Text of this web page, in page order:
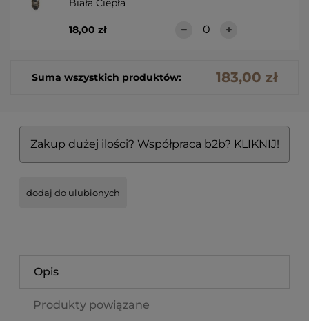
Suma wszystkich produktów: 183,00 zł
Biała Ciepła
18,00 zł
Zakup dużej ilości? Współpraca b2b? KLIKNIJ!
dodaj do ulubionych
Opis
Produkty powiązane